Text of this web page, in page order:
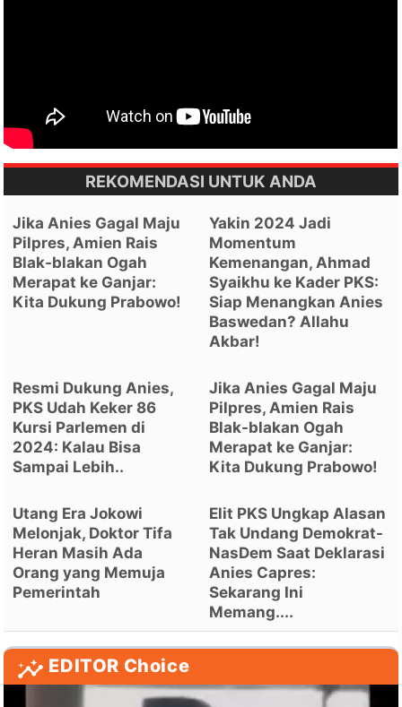
REKOMENDASI UNTUK ANDA
Jika Anies Gagal Maju
Pilpres, Amien Rais
Blak-blakan Ogah
Merapat ke Ganjar:
Kita Dukung Prabowo!
Yakin 2024 Jadi
Momentum
Kemenangan, Ahmad
Syaikhu ke Kader PKS:
Siap Menangkan Anies
Baswedan? Allahu
Akbar!
Resmi Dukung Anies,
PKS Udah Keker 86
Kursi Parlemen di
2024: Kalau Bisa
Sampai Lebih..
Jika Anies Gagal Maju
Pilpres, Amien Rais
Blak-blakan Ogah
Merapat ke Ganjar:
Kita Dukung Prabowo!
Utang Era Jokowi
Melonjak, Doktor Tifa
Heran Masih Ada
Orang yang Memuja
Pemerintah
Elit PKS Ungkap Alasan
Tak Undang Demokrat-
NasDem Saat Deklarasi
Anies Capres:
Sekarang Ini
Memang....
EDITOR Choice